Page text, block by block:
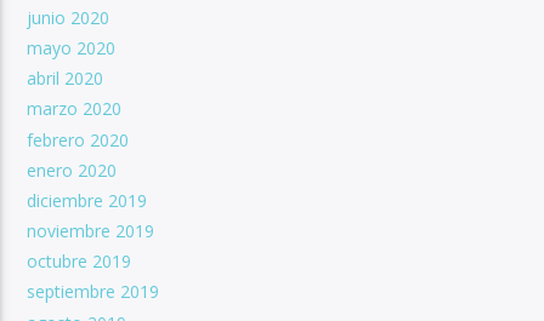
junio 2020
mayo 2020
abril 2020
marzo 2020
febrero 2020
enero 2020
diciembre 2019
noviembre 2019
octubre 2019
septiembre 2019